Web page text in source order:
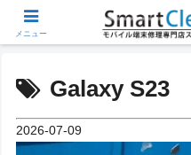
Galaxy S23
2026-07-09
メニュー